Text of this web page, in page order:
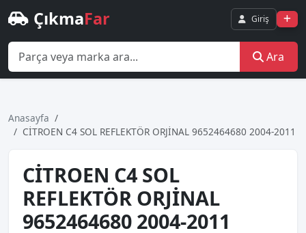
ÇıkmaFar Giriş
Ara
Anasayfa
CİTROEN C4 SOL REFLEKTÖR ORJİNAL 9652464680 2004-2011
CİTROEN C4 SOL
REFLEKTÖR ORJİNAL
9652464680 2004-2011